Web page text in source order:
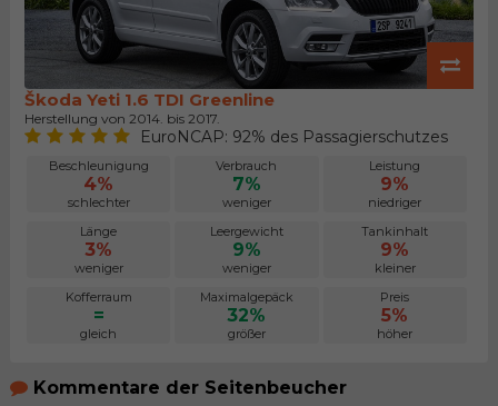
Škoda Yeti 1.6 TDI Greenline
Herstellung von 2014. bis 2017.
EuroNCAP: 92% des Passagierschutzes
Beschleunigung
4%
schlechter
Verbrauch
7%
weniger
Leistung
9%
niedriger
Länge
3%
weniger
Leergewicht
9%
weniger
Tankinhalt
9%
kleiner
Kofferraum
=
gleich
Maximalgepäck
32%
größer
Preis
5%
höher
Kommentare der Seitenbeucher